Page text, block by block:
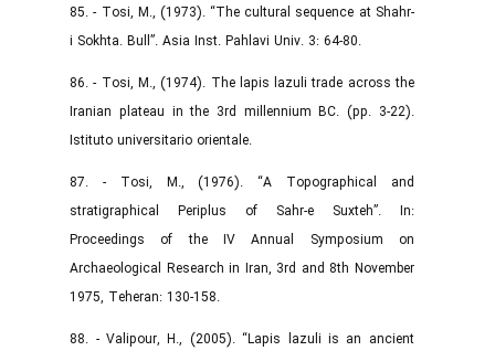
85. - Tosi, M., (1973). “The cultural sequence at Shahr-
i Sokhta. Bull”. Asia Inst. Pahlavi Univ. 3: 64-80.
86. - Tosi, M., (1974). The lapis lazuli trade across the
Iranian plateau in the 3rd millennium BC. (pp. 3-22).
Istituto universitario orientale.‌
87. - Tosi, M., (1976). “A Topographical and
stratigraphical Periplus of Sahr-e Suxteh”. In:
Proceedings of the IV Annual Symposium on
Archaeological Research in Iran, 3rd and 8th November
1975, Teheran: 130-158.
88. - Valipour, H., (2005). “Lapis lazuli is an ancient